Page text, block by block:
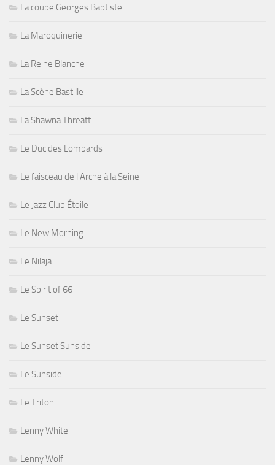
La coupe Georges Baptiste
La Maroquinerie
La Reine Blanche
La Scène Bastille
La Shawna Threatt
Le Duc des Lombards
Le faisceau de l'Arche à la Seine
Le Jazz Club Étoile
Le New Morning
Le Nilaja
Le Spirit of 66
Le Sunset
Le Sunset Sunside
Le Sunside
Le Triton
Lenny White
Lenny Wolf